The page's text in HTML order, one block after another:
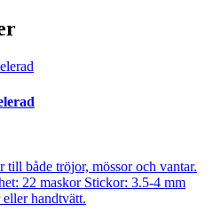
till både tröjor, mössor och vantar.
22 maskor Stickor: 3.5-4 mm
handtvätt.